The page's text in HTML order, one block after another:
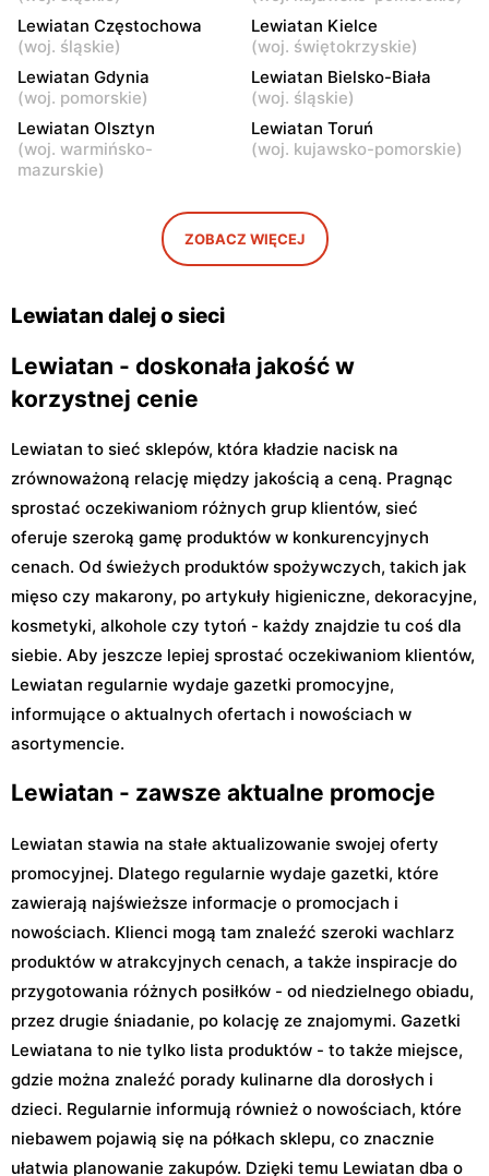
Lewiatan
Warszawa, ul. Sonaty 5
Lewiatan
Warszawa, ul. Gen.
Tadeusza Pełczyńskiego 32
Lok. 1,2
Lewiatan
Warszawa, ul. Sándora
Lewiatan
Warszawa, ul. Antoniego
Lewiatan
Warszawa, ul. Szeligowska
Lewiatan Częstochowa
(woj. śląskie)
Lewiatan Kielce
(woj. świętokrzyskie)
Lewiatan Gdynia
(woj. pomorskie)
Lewiatan Bielsko-Biała
(woj. śląskie)
Lewiatan Olsztyn
(woj. warmińsko-
mazurskie)
Lewiatan Toruń
(woj. kujawsko-pomorskie)
ZOBACZ WIĘCEJ
Lewiatan dalej o sieci
Lewiatan - doskonała jakość w
korzystnej cenie
Lewiatan to sieć sklepów, która kładzie nacisk na
zrównoważoną relację między jakością a ceną. Pragnąc
sprostać oczekiwaniom różnych grup klientów, sieć
oferuje szeroką gamę produktów w konkurencyjnych
cenach. Od świeżych produktów spożywczych, takich jak
mięso czy makarony, po artykuły higieniczne, dekoracyjne,
kosmetyki, alkohole czy tytoń - każdy znajdzie tu coś dla
siebie. Aby jeszcze lepiej sprostać oczekiwaniom klientów,
Lewiatan regularnie wydaje gazetki promocyjne,
informujące o aktualnych ofertach i nowościach w
asortymencie.
Lewiatan - zawsze aktualne promocje
Lewiatan stawia na stałe aktualizowanie swojej oferty
promocyjnej. Dlatego regularnie wydaje gazetki, które
zawierają najświeższe informacje o promocjach i
nowościach. Klienci mogą tam znaleźć szeroki wachlarz
produktów w atrakcyjnych cenach, a także inspiracje do
przygotowania różnych posiłków - od niedzielnego obiadu,
przez drugie śniadanie, po kolację ze znajomymi. Gazetki
Lewiatana to nie tylko lista produktów - to także miejsce,
gdzie można znaleźć porady kulinarne dla dorosłych i
dzieci. Regularnie informują również o nowościach, które
niebawem pojawią się na półkach sklepu, co znacznie
ułatwia planowanie zakupów. Dzięki temu Lewiatan dba o